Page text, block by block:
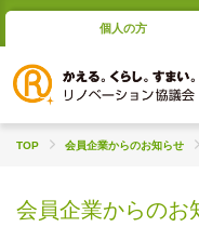
個人の方
TOP 会員企業からのお知らせ
会員企業からのお